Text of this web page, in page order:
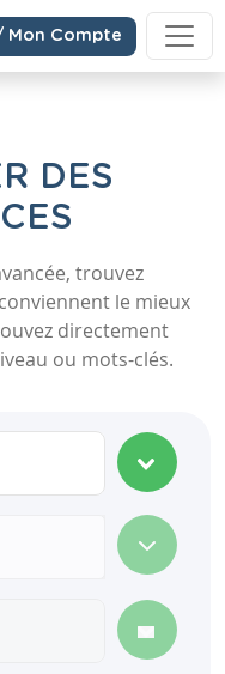
Mon Compte
DES
trouvez
le mieux
directement
ou mots-clés.